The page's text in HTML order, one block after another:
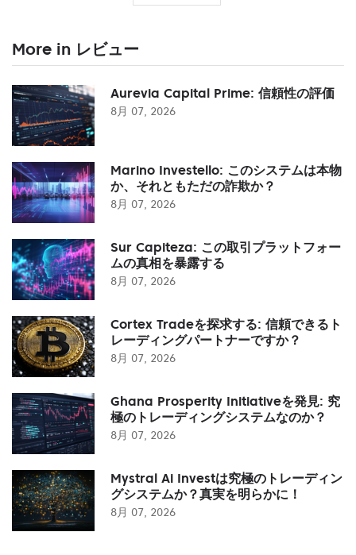
More in レビュー
Aurevia Capital Prime: 信頼性の評価
8月 07, 2026
Marino Investello: このシステムは本物
か、それともただの詐欺か？
8月 07, 2026
Sur Capiteza: この取引プラットフォー
ムの真相を暴露する
8月 07, 2026
Cortex Tradeを探求する: 信頼できるト
レーディングパートナーですか？
8月 07, 2026
Ghana Prosperity Initiativeを発見: 究
極のトレーディングシステムなのか？
8月 07, 2026
Mystral Ai Investは究極のトレーディン
グシステムか？真実を明らかに！
8月 07, 2026